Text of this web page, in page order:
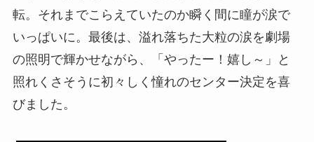
転。それまでこらえていたのか瞬く間に瞳が涙で
いっぱいに。最後は、溢れ落ちた大粒の涙を劇場
の照明で輝かせながら、「やったー！嬉し～」と
照れくさそうに初々しく憧れのセンター決定を喜
びました。